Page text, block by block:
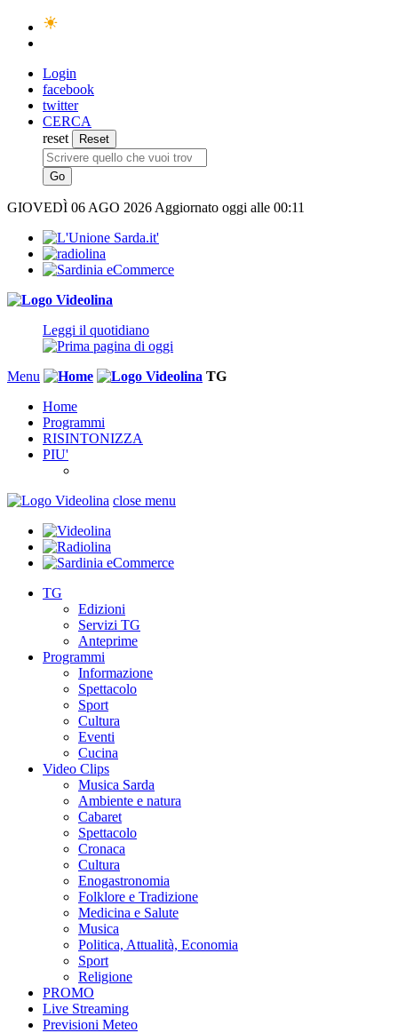
Login
facebook
twitter
CERCA
reset
GIOVEDÌ 06 AGO 2026 Aggiornato oggi alle 00:11
Leggi il quotidiano
Menu
TG
Home
Programmi
RISINTONIZZA
PIU'
close menu
TG
Edizioni
Servizi TG
Anteprime
Programmi
Informazione
Spettacolo
Sport
Cultura
Eventi
Cucina
Video Clips
Musica Sarda
Ambiente e natura
Cabaret
Spettacolo
Cronaca
Cultura
Enogastronomia
Folklore e Tradizione
Medicina e Salute
Musica
Politica, Attualità, Economia
Sport
Religione
PROMO
Live Streaming
Previsioni Meteo